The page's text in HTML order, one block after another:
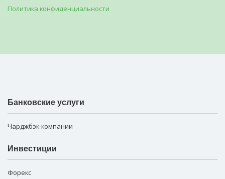
Политика конфиденциальности
Банковские услуги
Чарджбэк-компании
Инвестиции
Форекс